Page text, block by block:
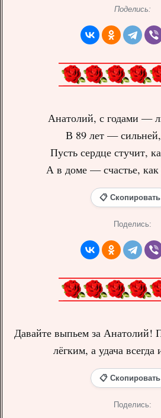
Поделись:
Анатолий, с годами —
В 89 лет —
Пусть сердце стучит,
А в доме — счастье, как
📋 Скопировать
Поделись:
Давайте выпьем за Анатолий!
лёгким, а удача всегда
📋 Скопировать
Поделись: